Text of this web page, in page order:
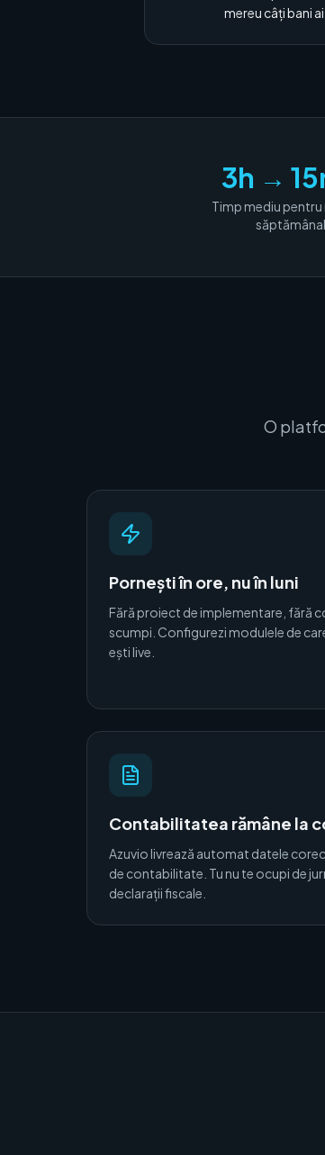
mereu câți bani
3h →
Timp mediu
O
Pornești în ore, nu în luni
Fără proiect de implementare, fără
scumpi. Configurezi modulele de
ești live.
Contabilitatea rămâne la
Azuvio livrează automat datele
de contabilitate. Tu nu te ocupi de
declarații fiscale.